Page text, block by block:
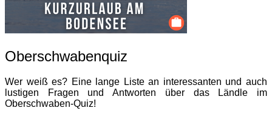
Oberschwabenquiz
Wer weiß es? Eine lange Liste an interessanten und auch
lustigen Fragen und Antworten über das Ländle im
Oberschwaben-Quiz!